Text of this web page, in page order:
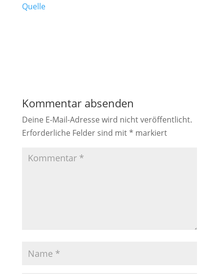
Quelle
Kommentar absenden
Deine E-Mail-Adresse wird nicht veröffentlicht.
Erforderliche Felder sind mit* markiert